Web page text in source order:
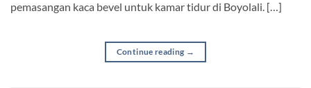
pemasangan kaca bevel untuk kamar tidur di Boyolali. […]
Continue reading →